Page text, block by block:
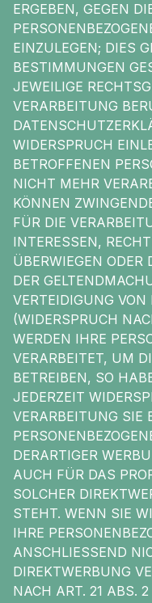
ERGEBEN, GEGEN
EINZULEGEN; DIES
BESTIMMUNGEN
JEWEILIGE
VERARBEITUNG
WIDERSPRUCH
BETROFFENEN
NICHT MEHR
KÖNNEN
FÜR DIE
INTERESSEN,
ÜBERWIEGEN ODER
DER
VERTEIDIGUNG
(WIDERSPRUCH
WERDEN IHRE
VERARBEITET, UM
BETREIBEN, SO
JEDERZEIT
VERARBEITUNG SIE
DERARTIGER
AUCH FÜR DAS
SOLCHER
STEHT. WENN SIE
IHRE
ANSCHLIESSEND
DIREKTWERBUNG
NACH ART. 21 ABS. 2